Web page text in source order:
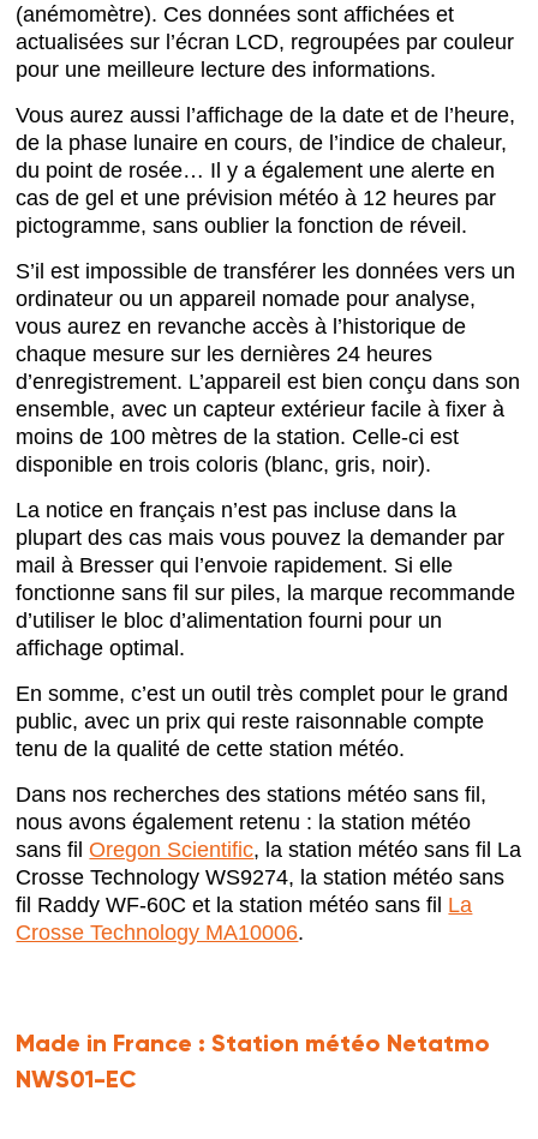
(anémomètre). Ces données sont affichées et
actualisées sur l’écran LCD, regroupées par couleur
pour une meilleure lecture des informations.
Vous aurez aussi l’affichage de la date et de l’heure,
de la phase lunaire en cours, de l’indice de chaleur,
du point de rosée… Il y a également une alerte en
cas de gel et une prévision météo à 12 heures par
pictogramme, sans oublier la fonction de réveil.
S’il est impossible de transférer les données vers un
ordinateur ou un appareil nomade pour analyse,
vous aurez en revanche accès à l’historique de
chaque mesure sur les dernières 24 heures
d’enregistrement. L’appareil est bien conçu dans son
ensemble, avec un capteur extérieur facile à fixer à
moins de 100 mètres de la station. Celle-ci est
disponible en trois coloris (blanc, gris, noir).
La notice en français n’est pas incluse dans la
plupart des cas mais vous pouvez la demander par
mail à Bresser qui l’envoie rapidement. Si elle
fonctionne sans fil sur piles, la marque recommande
d’utiliser le bloc d’alimentation fourni pour un
affichage optimal.
En somme, c’est un outil très complet pour le grand
public, avec un prix qui reste raisonnable compte
tenu de la qualité de cette station météo.
Dans nos recherches des stations météo sans fil,
nous avons également retenu : la station météo
sans filOregon Scientific, la station météo sans fil La
Crosse Technology WS9274, la station météo sans
fil Raddy WF-60C et la station météo sans fil La
Crosse Technology MA10006.
Made in France :Station météo Netatmo
NWS01-EC